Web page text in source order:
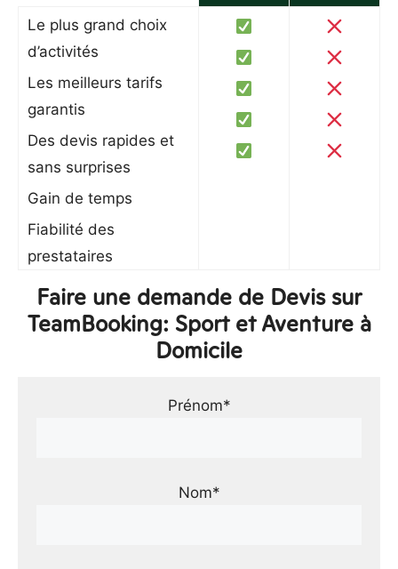
Le plus grand choix
d’activités
Les meilleurs tarifs
garantis
Des devis rapides et
sans surprises
Gain de temps
Fiabilité des
prestataires
Faire une demande de Devis sur
TeamBooking: Sport et Aventure à
Domicile
Prénom*
Nom*